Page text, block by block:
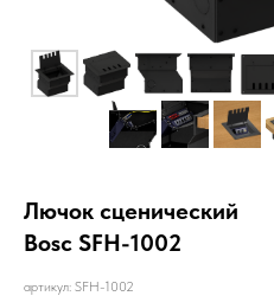
Лючок сценический
Bosc SFH-1002
артикул: SFH-1002